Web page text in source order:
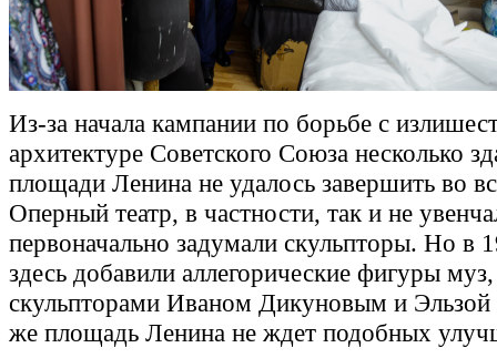
Из-за начала кампании по борьбе с
архитектуре Советского Союза несколько
площади Ленина не удалось завершить во
Оперный театр, в частности, так и не
первоначально задумали скульпторы. Но в
здесь добавили аллегорические фигуры
скульпторами Иваном Дикуновым и Эльзой
же площадь Ленина не ждет подобных